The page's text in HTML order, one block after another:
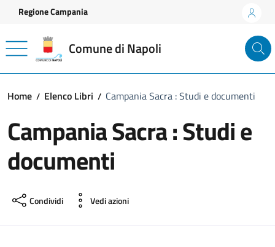
Vai ai contenuti
Vai al footer
Regione Campania
Comune di Napoli
Home Elenco Libri Campania Sacra : Studi e documenti
Campania Sacra : Studi e
documenti
Condividi Vedi azioni